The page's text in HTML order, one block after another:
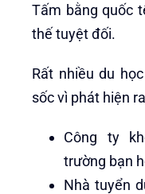
Tấm bằng quốc
thế tuyệt đối.
Rất nhiều du
sốc vì phát hiện
Công ty
trường bạn
Nhà tuyển